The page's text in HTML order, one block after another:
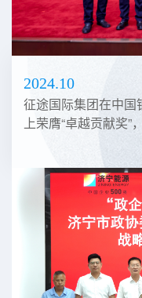
2024.10
征途国际集团在中
上荣膺“卓越贡献奖”